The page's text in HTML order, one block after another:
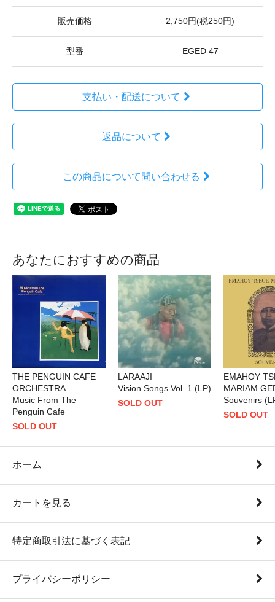
販売価格 2,750円(税250円)
型番 EGED 47
支払い・配送について
返品について
この商品について問い合わせる
あなたにおすすめの商品
THE PENGUIN CAFE
ORCHESTRA
Music From The
Penguin Cafe
SOLD OUT
LARAAJI
Vision Songs Vol. 1 (LP)
SOLD OUT
EMAHOY
MARIAM
Souvenirs
SOLD OUT
ホーム
カートを見る
特定商取引法に基づく表記
プライバシーポリシー